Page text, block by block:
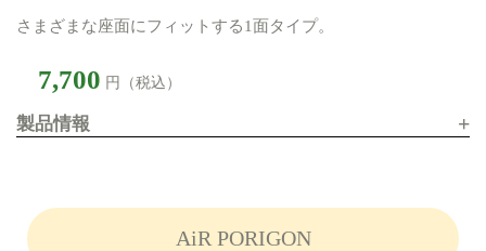
さまざまな座面にフィットする1面タイプ。
7,700 円（税込）
製品情報 +
AiR PORIGON